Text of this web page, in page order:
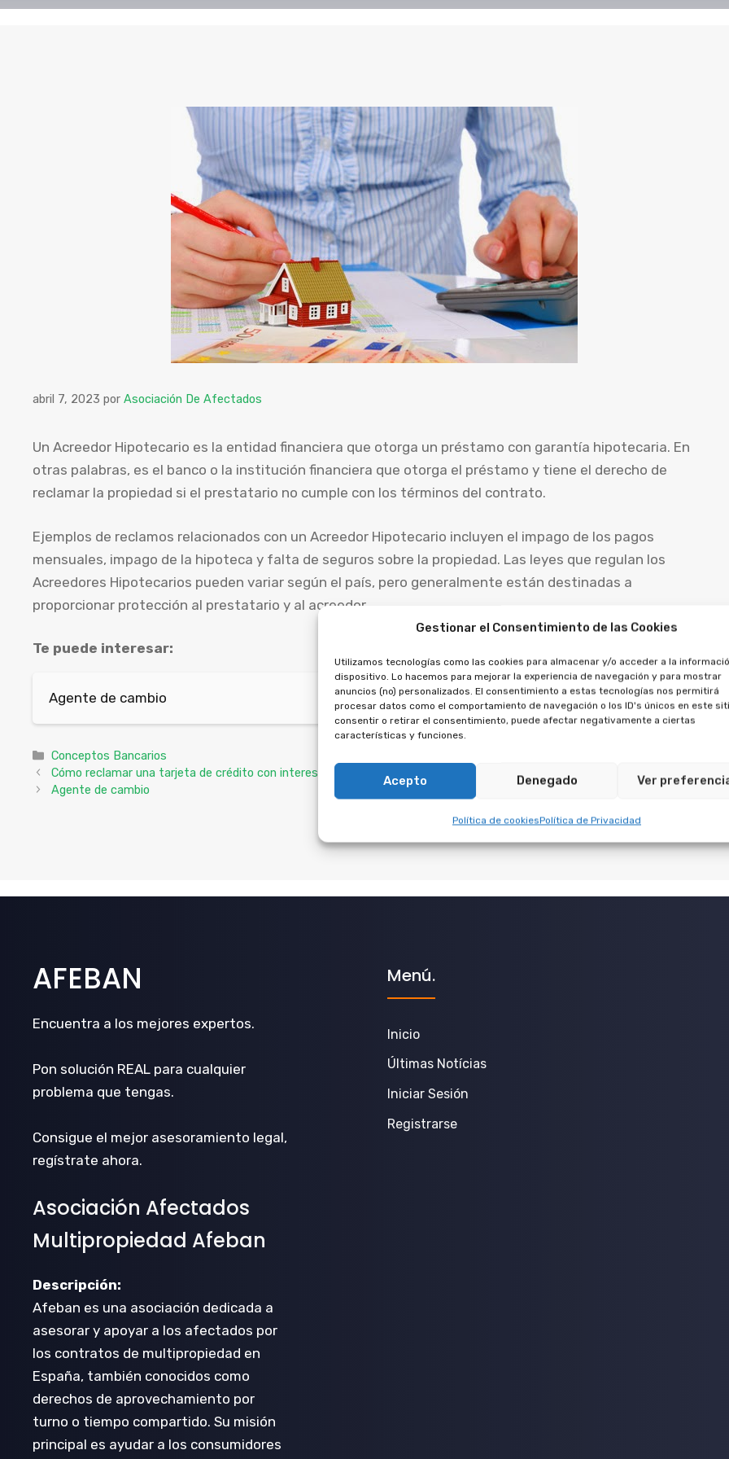
Gestionar el Consentimiento de las Cookies
Utilizamos tecnologías como las cookies para almacenar y/o acceder a la
dispositivo. Lo hacemos para mejorar la experiencia de navegación y para mostrar
anuncios (no) personalizados. El consentimiento a estas tecnologías nos permitirá
procesar datos como el comportamiento de navegación o los ID's únicos en este
consentir o retirar el consentimiento, puede afectar negativamente a ciertas
características y funciones.
Acepto Denegado Ver
Política de cookiesPolítica de Privacidad
abril 7, 2023 por Asociación De Afectados
Un Acreedor Hipotecario es la entidad financiera que otorga un préstamo con garantía hipotecaria. En
otras palabras, es el banco o la institución financiera que otorga el préstamo y tiene el derecho de
reclamar la propiedad si el prestatario no cumple con los términos del contrato.
Ejemplos de reclamos relacionados con un Acreedor Hipotecario incluyen el impago de los pagos
mensuales, impago de la hipoteca y falta de seguros sobre la propiedad. Las leyes que regulan los
Acreedores Hipotecarios pueden variar según el país, pero generalmente están destinadas a
proporcionar protección al prestatario y al acreedor.
Te puede interesar:
Agente de cambio
Categorías
Conceptos Bancarios
Cómo reclamar una tarjeta de crédito con intereses abusivos
Agente de cambio
AFEBAN
Encuentra a los mejores expertos.
Pon solución REAL para cualquier
problema que tengas.
Consigue el mejor asesoramiento legal,
regístrate ahora.
Asociación Afectados
Multipropiedad Afeban
Descripción:
Afeban es una asociación dedicada a
asesorar y apoyar a los afectados por
los contratos de multipropiedad en
España, también conocidos como
derechos de aprovechamiento por
turno o tiempo compartido. Su misión
principal es ayudar a los consumidores
Menú.
Inicio
Últimas Notícias
Iniciar Sesión
Registrarse